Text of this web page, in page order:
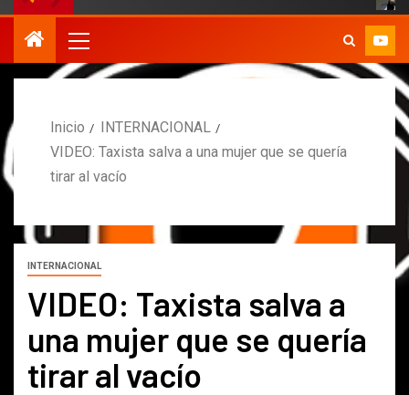
Inicio
INTERNACIONAL
VIDEO: Taxista salva a una mujer que se quería
tirar al vacío
INTERNACIONAL
VIDEO: Taxista salva a
una mujer que se quería
tirar al vacío